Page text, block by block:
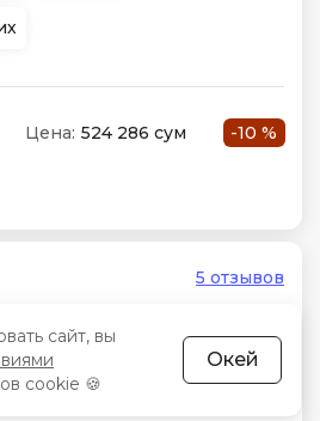
Цена: 524 286 сум -10 %
5 отзывов
за 6 класс
сайт, вы
cookie 🍪
Окей